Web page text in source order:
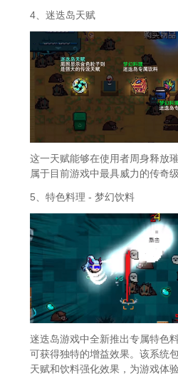
4、迷迭岛天赋
这一天赋能够在使用者周身释放
属于目前游戏中最具威力的传奇级
5、特色料理 - 梦幻饮料
迷迭岛游戏中全新推出专属特色
可获得独特的增益效果。该系统
天赋和饮料强化效果，为游戏体